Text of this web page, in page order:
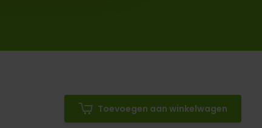
Toevoegen aan winkelwagen